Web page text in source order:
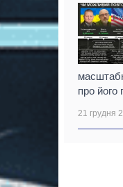
про його
21 грудня